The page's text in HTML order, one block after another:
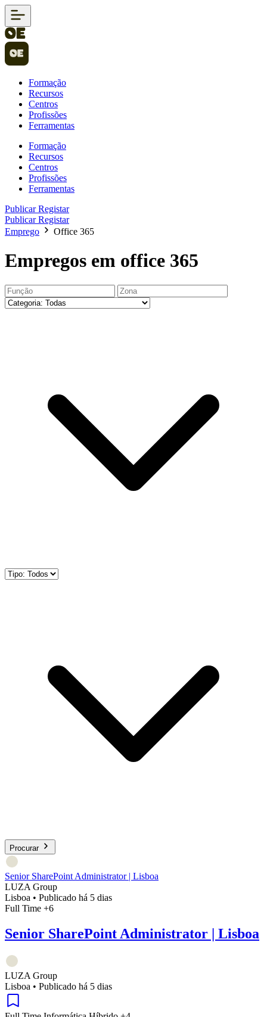
Formação
Recursos
Centros
Profissões
Ferramentas
Formação
Recursos
Centros
Profissões
Ferramentas
PublicarRegistar
PublicarRegistar
Emprego
Office 365
Empregos em office 365
Procurar
Senior SharePoint Administrator | Lisboa
LUZA Group
Lisboa • Publicado há 5 dias
Full Time +6
Senior SharePoint Administrator | Lisboa
LUZA Group
Lisboa • Publicado há 5 dias